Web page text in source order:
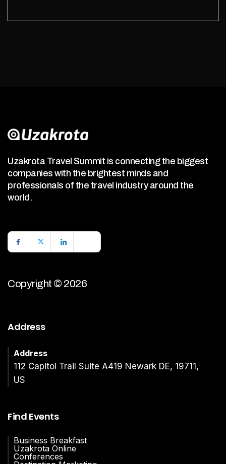
Uzakrota Travel Summit is connecting the biggest
companies with the brightest minds and
professionals of the travel industry around the
world.
Copyright © 2026
Address
Address
112 Capitol Trail Suite A419 Newark DE, 19711,
US
Find Events
Business Breakfast
Uzakrota Online
Conferences